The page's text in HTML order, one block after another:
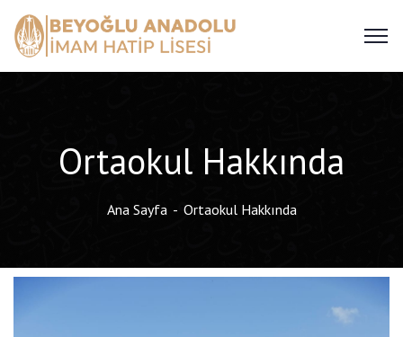
Ortaokul Hakkında
Ana Sayfa Ortaokul Hakkında